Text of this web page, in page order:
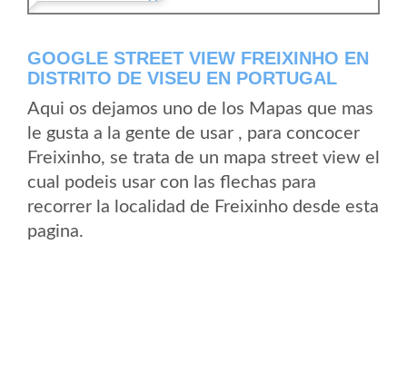
GOOGLE STREET VIEW FREIXINHO EN
DISTRITO DE VISEU EN PORTUGAL
Aqui os dejamos uno de los Mapas que mas
le gusta a la gente de usar , para concocer
Freixinho, se trata de un mapa street view el
cual podeis usar con las flechas para
recorrer la localidad de Freixinho desde esta
pagina.